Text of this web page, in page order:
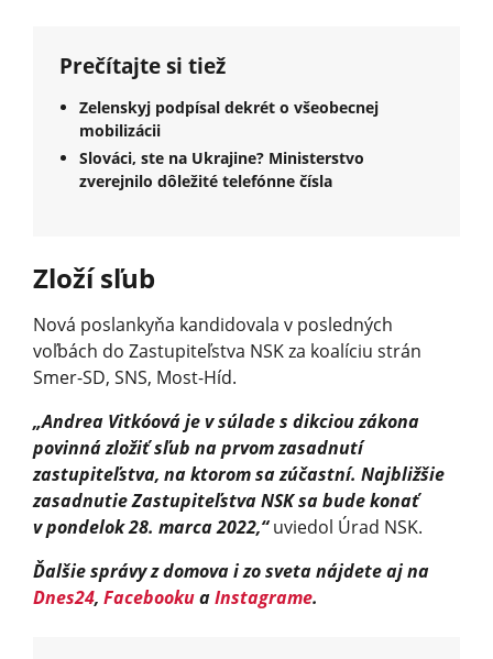
Prečítajte si tiež
Zelenskyj podpísal dekrét o všeobecnej
mobilizácii
Slováci, ste na Ukrajine? Ministerstvo
zverejnilo dôležité telefónne čísla
Zloží sľub
Nová poslankyňa kandidovala v posledných
voľbách do Zastupiteľstva NSK za koalíciu strán
Smer-SD, SNS, Most-Híd.
„Andrea Vitkóová je v súlade s dikciou zákona
povinná zložiť sľub na prvom zasadnutí
zastupiteľstva, na ktorom sa zúčastní. Najbližšie
zasadnutie Zastupiteľstva NSK sa bude konať
v pondelok 28. marca 2022,“uviedol Úrad NSK.
Ďalšie správy z domova i zo sveta nájdete aj na
Dnes24, FacebookuaInstagrame.